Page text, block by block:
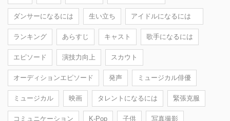
ダンサーになるには 生い立ち アイドルになるには
ランキング あらすじ キャスト 歌手になるには
エピソード 演技力向上 スカウト
オーディションエピソード 発声 ミュージカル俳優
ミュージカル 映画 タレントになるには 緊張克服
コミュニケーション K-Pop 子供 写真撮影